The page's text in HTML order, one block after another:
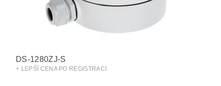
DS-1280ZJ-S
+ LEPŠÍ CENA PO REGISTRACI